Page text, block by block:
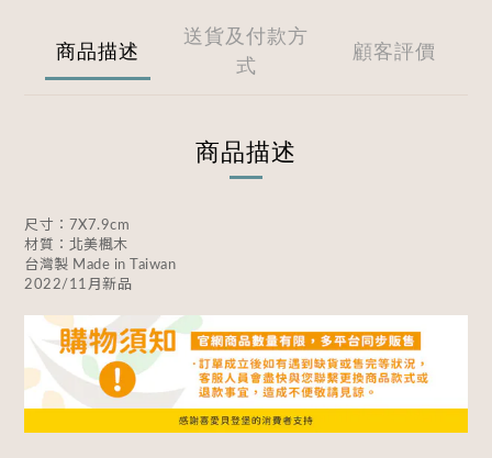
商品描述
送貨及付款方
式
顧客評價
商品描述
尺寸：7X7.9cm
材質：北美楓木
台灣製 Made in Taiwan
2022/11月新品